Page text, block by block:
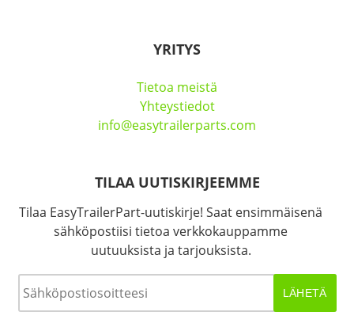
YRITYS
Tietoa meistä
Yhteystiedot
info@easytrailerparts.com
TILAA UUTISKIRJEEMME
Tilaa EasyTrailerPart-uutiskirje! Saat ensimmäisenä
sähköpostiisi tietoa verkkokauppamme
uutuuksista ja tarjouksista.